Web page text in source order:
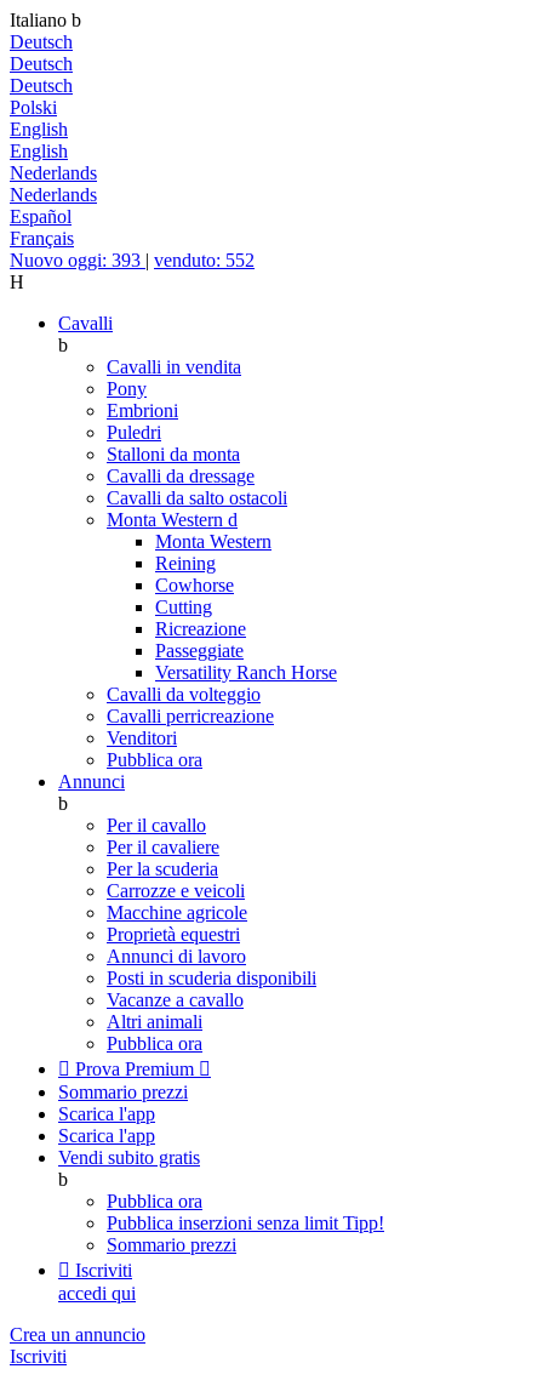
Italiano b
Deutsch
Deutsch
Deutsch
Polski
English
English
Nederlands
Nederlands
Español
Français
Nuovo oggi: 393 | venduto: 552
H
Cavalli
b
Cavalli in vendita
Pony
Embrioni
Puledri
Stalloni da monta
Cavalli da dressage
Cavalli da salto ostacoli
Monta Western d
Monta Western
Reining
Cowhorse
Cutting
Ricreazione
Passeggiate
Versatility Ranch Horse
Cavalli da volteggio
Cavalli perricreazione
Venditori
Pubblica ora
Annunci
b
Per il cavallo
Per il cavaliere
Per la scuderia
Carrozze e veicoli
Macchine agricole
Proprietà equestri
Annunci di lavoro
Posti in scuderia disponibili
Vacanze a cavallo
Altri animali
Pubblica ora
 Prova Premium 
Sommario prezzi
Scarica l'app
Scarica l'app
Vendi subito gratis
b
Pubblica ora
Pubblica inserzioni senza limit Tipp!
Sommario prezzi
 Iscriviti
accedi qui
Crea un annuncio
Iscriviti